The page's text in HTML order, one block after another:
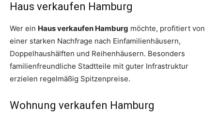
Haus verkaufen Hamburg
Wer ein Haus verkaufen Hamburg möchte, profitiert von
einer starken Nachfrage nach Einfamilienhäusern,
Doppelhaushälften und Reihenhäusern. Besonders
familienfreundliche Stadtteile mit guter Infrastruktur
erzielen regelmäßig Spitzenpreise.
Wohnung verkaufen Hamburg